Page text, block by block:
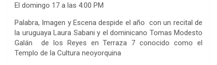
El domingo 17 a las 4:00 PM
Palabra, Imagen y Escena despide el año con un recital de
la uruguaya Laura Sabani y el dominicano Tomas Modesto
Galán de los Reyes en Terraza 7 conocido como el
Templo de la Cultura neoyorquina